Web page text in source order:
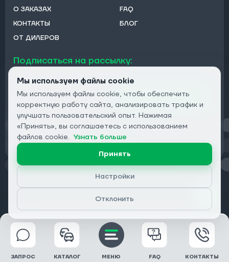
О ЗАКАЗАХ
КОНТАКТЫ
ОТ ДИЛЕРОВ
FAQ
БЛОГ
Подписаться на рассылку:
Подписаться
Конфиденциальность
© 2026 DRIVECLICK GROUP LTD | Все права защищены
ЗАПРОС КАТАЛОГ МЕНЮ FAQ КОНТАКТЫ
Мы используем файлы cookie
Мы используем файлы cookie, чтобы обеспечить
корректную работу сайта, анализировать трафик и
улучшать пользовательский опыт. Нажимая
«Принять», вы соглашаетесь с использованием
файлов cookie. Узнать больше
Принять
Настройки
Отклонить